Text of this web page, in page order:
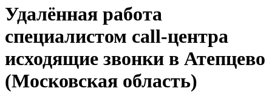
Удалённая работа
специалистом call-центра
исходящие звонки в Атепцево
(Московская область)